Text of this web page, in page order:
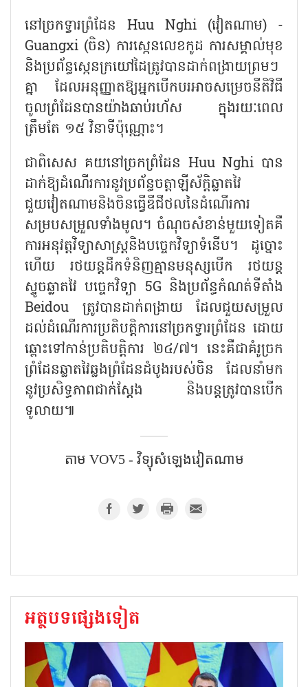
នៅច្រកទ្វារព្រំដែន Huu Nghi (វៀតណាម) -
Guangxi (ចិន) ការស្កេនលេខកូដ ការសម្គាល់មុខ
និងប្រព័ន្ធស្កេនក្រយៅដៃត្រូវបានដាក់ពង្រាយព្រមៗ
គ្នា ដែលអនុញ្ញាតឱ្យអ្នកបើកបរអាចសម្រេចនីតិវិធី
ចូលព្រំដែនបានយ៉ាងឆាប់រហ័ស ក្នុងរយៈពេល
ត្រឹមតែ ១៥ វិនាទីប៉ុណ្ណោះ។
ជាពិសេស គយនៅច្រកព្រំដែន Huu Nghi បាន
ដាក់ឱ្យដំណើរការនូវប្រព័ន្ធចត្តាឡីស័ក្តិឆ្លាតវៃ
ជួយវៀតណាមនិងចិនធ្វើឌីជីថលនៃដំណើរការ
សម្របសម្រួលទាំងមូល។ ចំណុចសំខាន់មួយទៀតគឺ
ការអនុវត្តវិទ្យាសាស្ត្រនិងបច្ចេកវិទ្យាទំនើប។ ដូច្នោះ
ហើយ រថយន្តដឹកទំនិញគ្មានមនុស្សបើក រថយន្ត
ស្ទូចឆ្លាតវៃ បច្ចេកវិទ្យា 5G និងប្រព័ន្ធកំណត់ទីតាំង
Beidou ត្រូវបានដាក់ពង្រាយ ដែលជួយសម្រួល
ដល់ដំណើរការប្រតិបត្តិការនៅច្រកទ្វារព្រំដែន ដោយ
ឆ្ពោះទៅកាន់ប្រតិបត្តិការ ២៤/៧។ នេះគឺជាគំរូច្រក
ព្រំដែនឆ្លាតវៃឆ្លងព្រំដែនដំបូងរបស់ចិន ដែលនាំមក
នូវប្រសិទ្ធភាពជាក់ស្តែង និងបន្តត្រូវបានបើក
ទូលាយ៕
តាម VOV5 - វិទ្យុសំឡេងវៀតណាម
អត្ថបទផ្សេងទៀត